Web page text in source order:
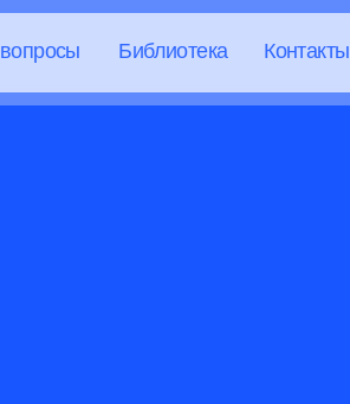
Библиотека Контакты Связаться